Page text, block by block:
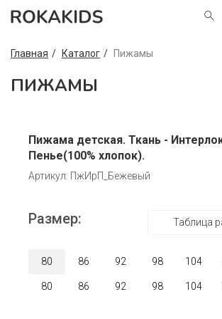
Главная Каталог Пижамы
ПИЖАМЫ
Пижама детская. Ткань -
Пенье(100% хлопок).
Артикул: ПжИрП_Бежевый
Размер: Таблица
80 86 92 98 104
80 86 92 98 104